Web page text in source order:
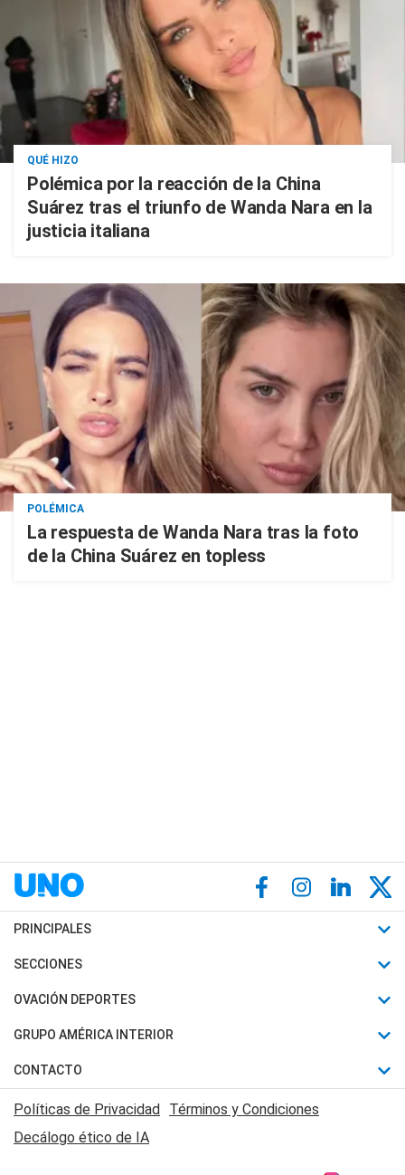
QUÉ HIZO
Polémica por la reacción de la China
Suárez tras el triunfo de Wanda Nara en la
justicia italiana
POLÉMICA
La respuesta de Wanda Nara tras la foto
de la China Suárez en topless
PRINCIPALES
Últimas Noticias
Política
Judiciales
Economia
SECCIONES
Horóscopo
Motores
Trucos caseros
Series y Películas
Edictos y Solicitadas
OVACIÓN DEPORTES
Fútbol
Mundial
Automovilismo
Rugby
GRUPO AMÉRICA INTERIOR
Canal 7 en Vivo
CONTACTO
Acerca de Nosotros
Contactanos
Políticas de Privacidad Términos y Condiciones
Decálogo ético de IA